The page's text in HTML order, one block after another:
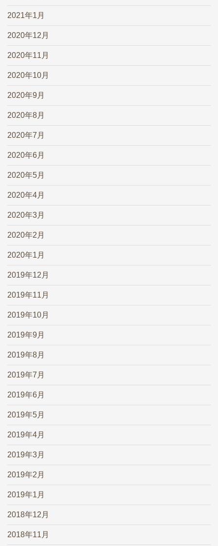
2021年1月
2020年12月
2020年11月
2020年10月
2020年9月
2020年8月
2020年7月
2020年6月
2020年5月
2020年4月
2020年3月
2020年2月
2020年1月
2019年12月
2019年11月
2019年10月
2019年9月
2019年8月
2019年7月
2019年6月
2019年5月
2019年4月
2019年3月
2019年2月
2019年1月
2018年12月
2018年11月